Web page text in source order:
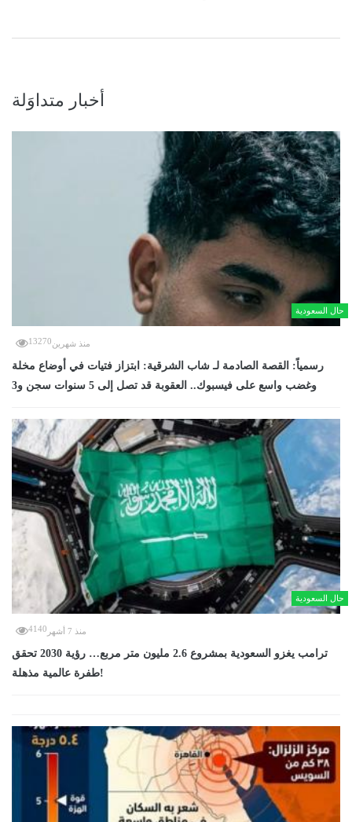
أخبار متداوَلة
حال السعودية
منذ شهرين13270
رسمياً: القصة الصادمة لـ شاب الشرقية: ابتزاز فتيات في أوضاع مخلة
وغضب واسع على فيسبوك.. العقوبة قد تصل إلى 5 سنوات سجن و3
حال السعودية
منذ 7 أشهر 4140
ترامب يغزو السعودية بمشروع 2.6 مليون متر مربع… رؤية 2030 تحقق
طفرة عالمية مذهلة!